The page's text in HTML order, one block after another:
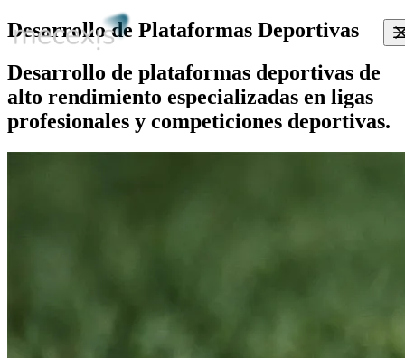
Desarrollo de Plataformas Deportivas
Desarrollo de plataformas deportivas de
alto rendimiento especializadas en ligas
profesionales y competiciones deportivas.